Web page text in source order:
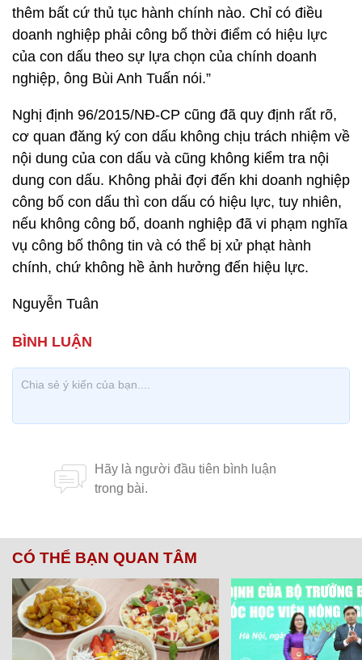
thêm bất cứ thủ tục hành chính nào. Chỉ có điều
doanh nghiệp phải công bố thời điểm có hiệu lực
của con dấu theo sự lựa chọn của chính doanh
nghiệp, ông Bùi Anh Tuấn nói.”
Nghị định 96/2015/NĐ-CP cũng đã quy định rất rõ,
cơ quan đăng ký con dấu không chịu trách nhiệm về
nội dung của con dấu và cũng không kiểm tra nội
dung con dấu. Không phải đợi đến khi doanh nghiệp
công bố con dấu thì con dấu có hiệu lực, tuy nhiên,
nếu không công bố, doanh nghiệp đã vi phạm nghĩa
vụ công bố thông tin và có thể bị xử phạt hành
chính, chứ không hề ảnh hưởng đến hiệu lực.
Nguyễn Tuân
CÓ THỂ BẠN QUAN TÂM